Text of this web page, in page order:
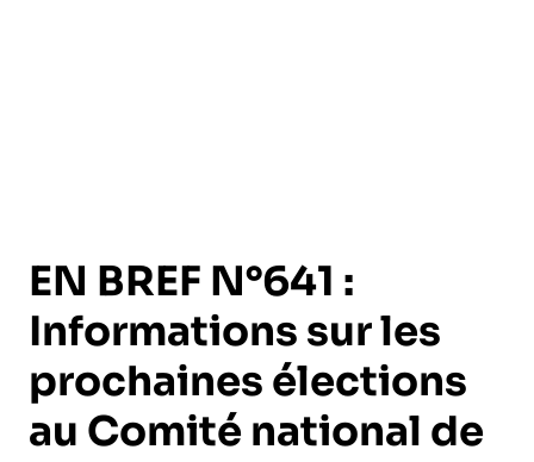
EN BREF N°641 :
Informations sur les
prochaines élections
au Comité national de